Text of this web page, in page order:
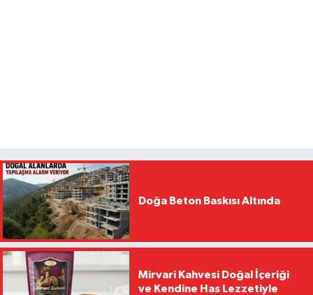
Doğa Beton Baskısı Altında
Mirvari Kahvesi Doğal İçeriği
ve Kendine Has Lezzetiyle